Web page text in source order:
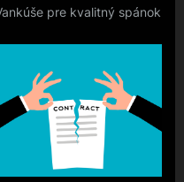
pre kvalitný spánok